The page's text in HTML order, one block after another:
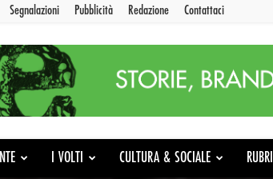
Segnalazioni Pubblicità Redazione Contattaci
I VOLTI CULTURA & SOCIALE